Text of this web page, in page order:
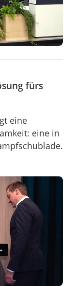
fürs
eine
eine in